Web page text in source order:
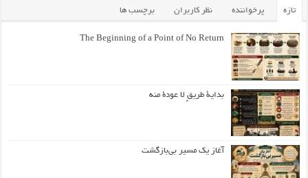
تازه پرخواننده نظر کاربران برچسب ها
The Beginning of a Point of No Return
بداية طريقٍ لا عودة منه
آغاز یک مسیر بی‌بازگشت